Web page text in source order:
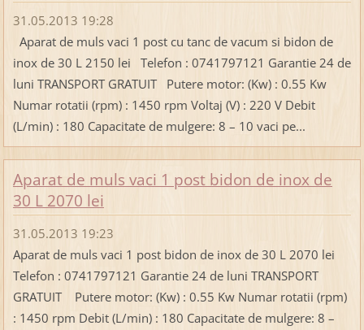
31.05.2013 19:28
Aparat de muls vaci 1 post cu tanc de vacum si bidon de
inox de 30 L 2150 lei Telefon : 0741797121 Garantie 24 de
luni TRANSPORT GRATUIT Putere motor: (Kw) : 0.55 Kw
Numar rotatii (rpm) : 1450 rpm Voltaj (V) : 220 V Debit
(L/min) : 180 Capacitate de mulgere: 8 – 10 vaci pe...
Aparat de muls vaci 1 post bidon de inox de
30 L 2070 lei
31.05.2013 19:23
Aparat de muls vaci 1 post bidon de inox de 30 L 2070 lei
Telefon : 0741797121 Garantie 24 de luni TRANSPORT
GRATUIT Putere motor: (Kw) : 0.55 Kw Numar rotatii (rpm)
: 1450 rpm Debit (L/min) : 180 Capacitate de mulgere: 8 –